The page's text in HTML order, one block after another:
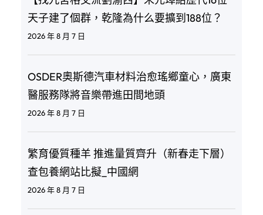
天子建了個群，乾隆為什么要擴到188位？
2026 年 8 月 7 日
OSDER奧斯德汽車材料治愈瑤鄉童心，廣東
醫服務隊將音樂帶進田間地頭
2026 年 8 月 7 日
繁育優質種羊 推進量質齊升（新春走下層）
查包養網站比擬_中國網
2026 年 8 月 7 日